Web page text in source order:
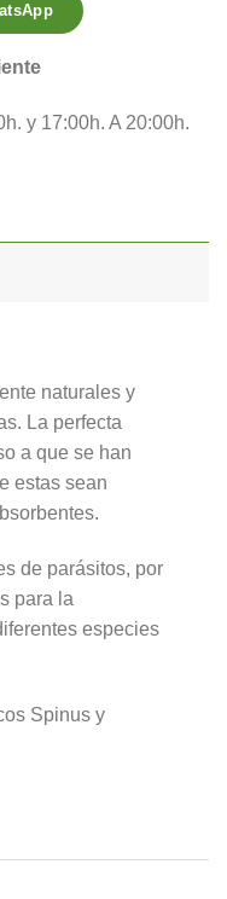
y 17:00h. A 20:00h.
naturales y
La perfecta
a que se han
estas sean
de parásitos, por
para la
especies
Spinus y